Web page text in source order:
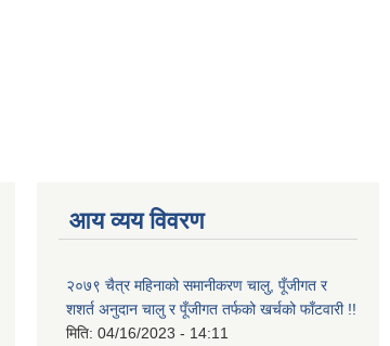
आय व्यय विवरण
२०७९ चैत्र महिनाको समानीकरण चालु, पूँजीगत र
शशर्त अनुदान चालु र पूँजीगत तर्फको खर्चको फाँटवारी !!
मिति: 04/16/2023 - 14:11